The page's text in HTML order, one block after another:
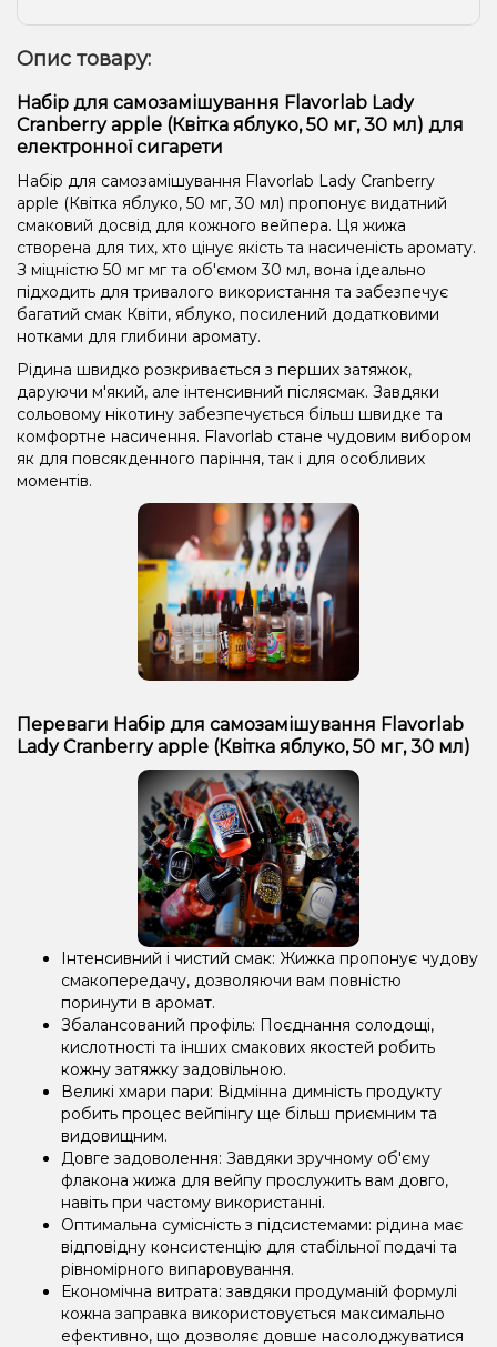
Опис товару:
Набір для самозамішування Flavorlab Lady
Cranberry apple (Квітка яблуко, 50 мг, 30 мл) для
електронної сигарети
Набір для самозамішування Flavorlab Lady Cranberry
apple (Квітка яблуко, 50 мг, 30 мл) пропонує видатний
смаковий досвід для кожного вейпера. Ця жижа
створена для тих, хто цінує якість та насиченість аромату.
З міцністю 50 мг мг та об'ємом 30 мл, вона ідеально
підходить для тривалого використання та забезпечує
багатий смак Квіти, яблуко, посилений додатковими
нотками для глибини аромату.
Рідина швидко розкривається з перших затяжок,
даруючи м'який, але інтенсивний післясмак. Завдяки
сольовому нікотину забезпечується більш швидке та
комфортне насичення. Flavorlab стане чудовим вибором
як для повсякденного паріння, так і для особливих
моментів.
Переваги Набір для самозамішування Flavorlab
Lady Cranberry apple (Квітка яблуко, 50 мг, 30 мл)
Інтенсивний і чистий смак: Жижка пропонує чудову
смакопередачу, дозволяючи вам повністю
поринути в аромат.
Збалансований профіль: Поєднання солодощі,
кислотності та інших смакових якостей робить
кожну затяжку задовільною.
Великі хмари пари: Відмінна димність продукту
робить процес вейпінгу ще більш приємним та
видовищним.
Довге задоволення: Завдяки зручному об'єму
флакона жижа для вейпу прослужить вам довго,
навіть при частому використанні.
Оптимальна сумісність з підсистемами: рідина має
відповідну консистенцію для стабільної подачі та
рівномірного випаровування.
Економічна витрата: завдяки продуманій формулі
кожна заправка використовується максимально
ефективно, що дозволяє довше насолоджуватися